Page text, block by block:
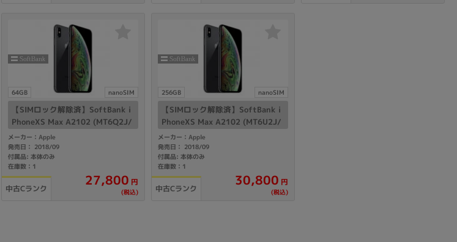
64GB nanoSIM
【SIMロック解除済】SoftBank i
PhoneXS Max A2102 (MT6Q2J/
A) 64GB スペースグレイ
メーカー：Apple
発売日： 2018/09
付属品: 本体のみ
在庫数：1
中古Cランク
27,800 円
(税込)
256GB nanoSIM
【SIMロック解除済】SoftBank i
PhoneXS Max A2102 (MT6U2J/
A) 256GB スペースグレイ
メーカー：Apple
発売日： 2018/09
付属品: 本体のみ
在庫数：1
中古Cランク
30,800 円
(税込)
ドライブ
BD-ROM DVD-ROM
DVDスーパーマルチ その他
CPU
CPUの絞り込み